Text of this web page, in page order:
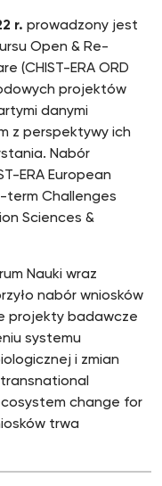
r. prowadzony jest
Open & Re-
(CHIST-ERA ORD
projektów
danymi
z perspektywy ich
Nabór
ERA European
term Challenges
Sciences &
Nauki wraz
nabór wniosków
projekty badawcze
systemu
i zmian
change for
trwa